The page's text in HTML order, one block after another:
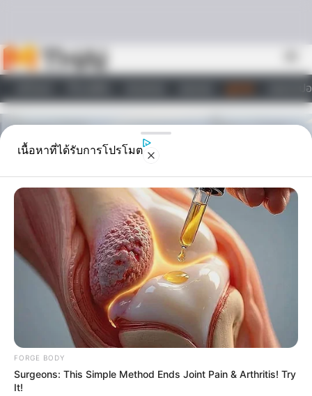
วอลเปเ
ไลฟ์สไตล์
สีมงคล
เนื้อหาที่ได้รับการโปรโมต
FORGE BODY
Surgeons: This Simple Method Ends Joint Pain & Arthritis! Try
It!